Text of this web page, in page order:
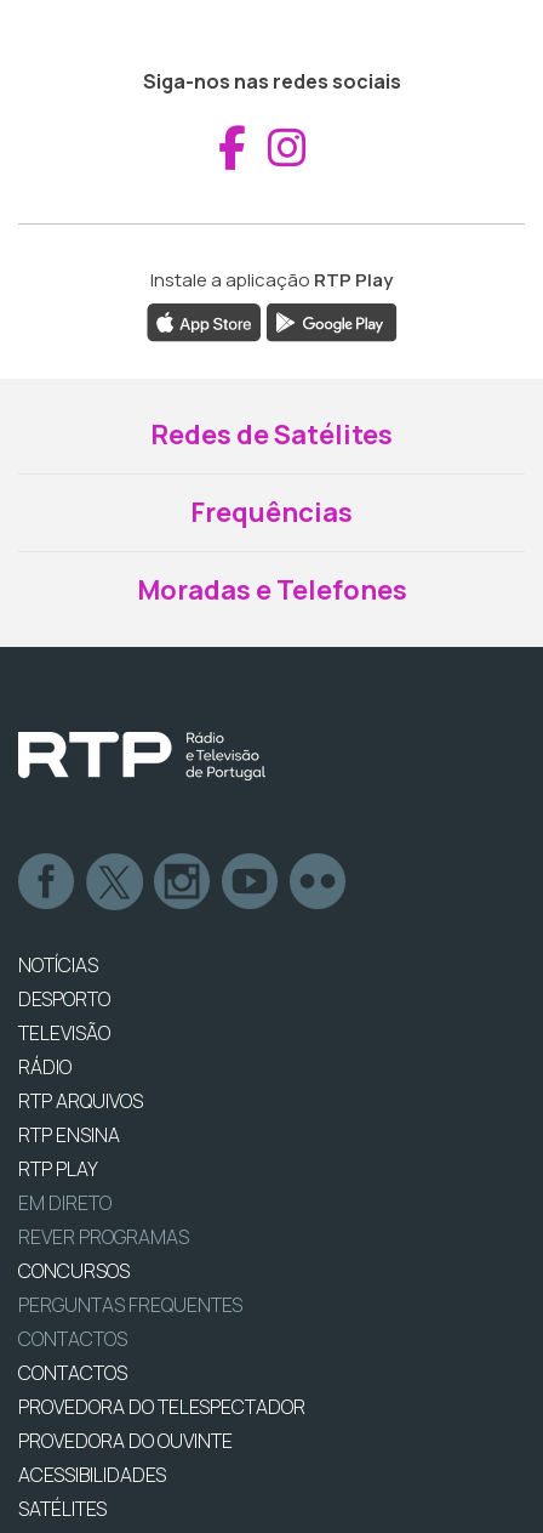
Siga-nos nas redes sociais
Aceder ao
Instale a aplicação RTP Play
Redes de Satélites
Frequências
Moradas e Telefones
NOTÍCIAS
DESPORTO
TELEVISÃO
RÁDIO
RTP ARQUIVOS
RTP ENSINA
RTP PLAY
EM DIRETO
REVER PROGRAMAS
CONCURSOS
PERGUNTAS FREQUENTES
CONTACTOS
CONTACTOS
PROVEDORA DO TELESPECTADOR
PROVEDORA DO OUVINTE
ACESSIBILIDADES
SATÉLITES